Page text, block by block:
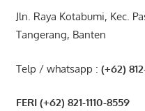
Jln. Raya Kotabumi, Kec.
Tangerang, Banten
Telp / whatsapp : (+62)
FERI (+62) 821-1110-8559